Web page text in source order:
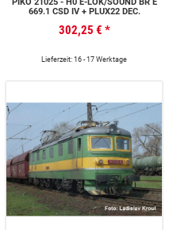
669.1 CSD IV + PLUX22 DEC.
302,25 € *
Lieferzeit: 16 - 17 Werktage